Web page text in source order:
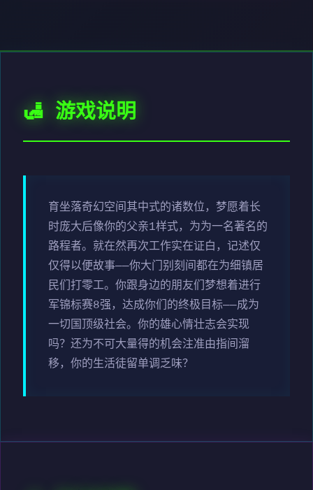
🛃 游戏说明
育坐落奇幻空间其中式的诸数位，梦愿着长
时庞大后像你的父亲1样式，为为一名著名的
路程者。就在然再次工作实在证白，记述仅
仅得以便故事——你大门别刻间都在为细镇居
民们打零工。你跟身边的朋友们梦想着进行
军锦标赛8强，达成你们的终极目标——成为
一切国顶级社会。你的雄心情壮志会实现
吗？还为不可大量得的机会注准由指间溜
移，你的生活徒留单调乏味？